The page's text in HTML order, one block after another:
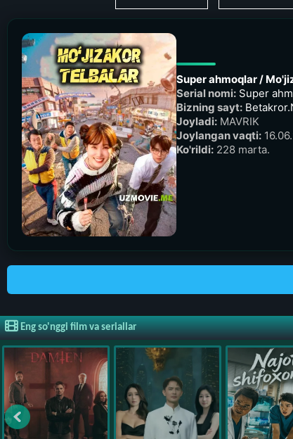
Super ahmoqlar /
Serial nomi: Super
Bizning sayt:
Joyladi: MAVRIK
Joylangan vaqti:
Ko'rildi: 228 marta.
Eng so'nggi film va seriallar